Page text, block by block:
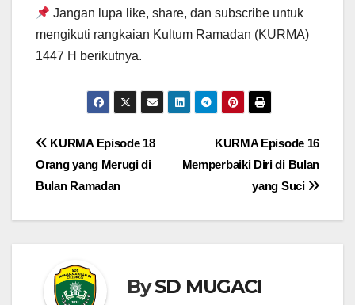
Jangan lupa like, share, dan subscribe untuk
mengikuti rangkaian Kultum Ramadan (KURMA)
1447 H berikutnya.
Navigasi
pos
KURMA Episode 16
Memperbaiki Diri di Bulan
yang Suci
KURMA Episode 18
Orang yang Merugi di
Bulan Ramadan
BySD MUGACI